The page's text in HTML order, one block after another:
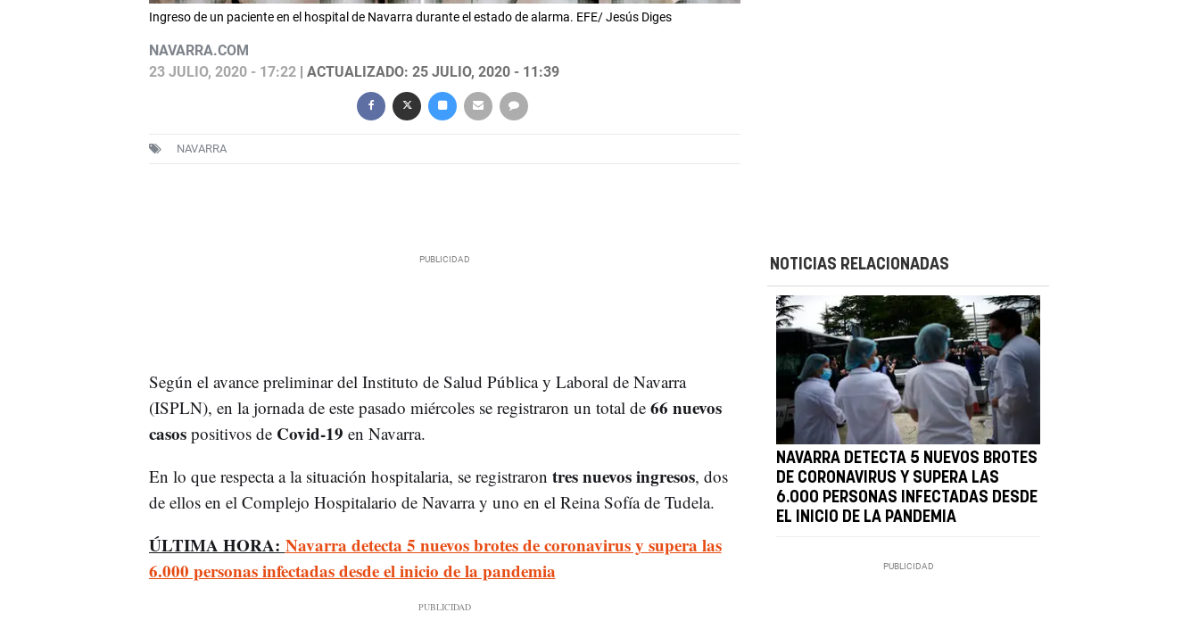
Ingreso de un paciente en el hospital de Navarra durante el estado de alarma. EFE/ Jesús Diges
NAVARRA.COM
23 JULIO, 2020 - 17:22| ACTUALIZADO: 25 JULIO, 2020 - 11:39
NAVARRA
Según el avance preliminar del Instituto de Salud Pública y Laboral de Navarra
(ISPLN), en la jornada de este pasado miércoles se registraron un total de 66 nuevos
casospositivos de Covid-19 en Navarra.
En lo que respecta a la situación hospitalaria, se registraron tres nuevos ingresos, dos
de ellos en el Complejo Hospitalario de Navarra y uno en el Reina Sofía de Tudela.
ÚLTIMA HORA: Navarra detecta 5 nuevos brotes de coronavirus y supera las
6.000 personas infectadas desde el inicio de la pandemia
NOTICIAS RELACIONADAS
NAVARRA DETECTA 5 NUEVOS BROTES
DE CORONAVIRUS Y SUPERA LAS
6.000 PERSONAS INFECTADAS DESDE
EL INICIO DE LA PANDEMIA